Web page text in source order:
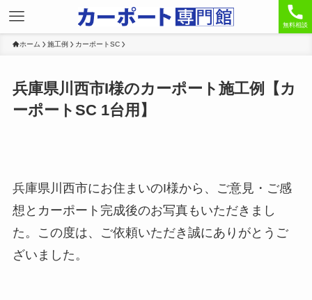
無料相談
ホーム 施工例 カーポートSC
兵庫県川西市I様のカーポート施工例【カ
ーポートSC 1台用】
兵庫県川西市にお住まいのI様から、ご意見・ご感
想とカーポート完成後のお写真もいただきまし
た。この度は、ご依頼いただき誠にありがとうご
ざいました。